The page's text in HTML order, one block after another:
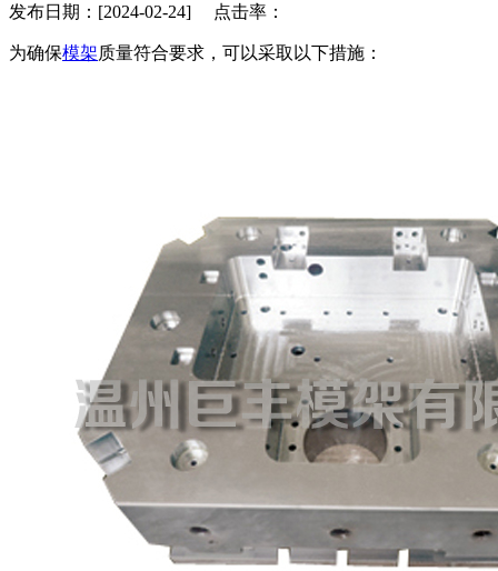
发布日期：[2024-02-24] 点击率：
为确保模架质量符合要求，可以采取以下措施：